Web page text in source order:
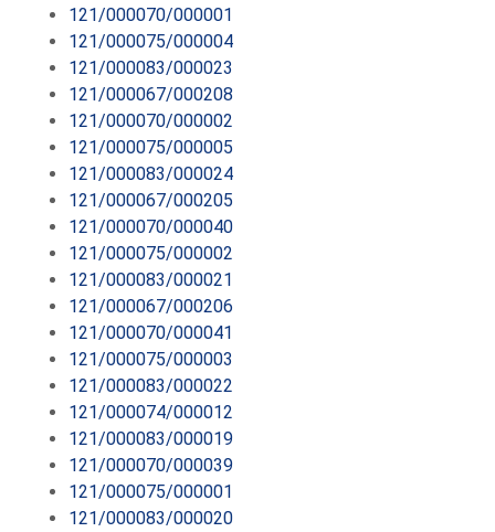
121/000070/000001
121/000075/000004
121/000083/000023
121/000067/000208
121/000070/000002
121/000075/000005
121/000083/000024
121/000067/000205
121/000070/000040
121/000075/000002
121/000083/000021
121/000067/000206
121/000070/000041
121/000075/000003
121/000083/000022
121/000074/000012
121/000083/000019
121/000070/000039
121/000075/000001
121/000083/000020